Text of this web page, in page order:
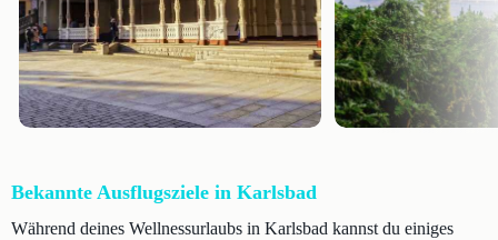
Bekannte Ausflugsziele in Karlsbad
Während deines Wellnessurlaubs in Karlsbad kannst du einiges